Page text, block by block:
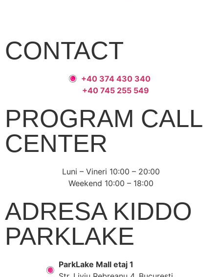
CONTACT
+40 374 430 340
+40 745 255 549
PROGRAM CALL
CENTER
Luni – Vineri 10:00 – 20:00
Weekend 10:00 – 18:00
ADRESA KIDDO
PARKLAKE
ParkLake Mall etaj 1